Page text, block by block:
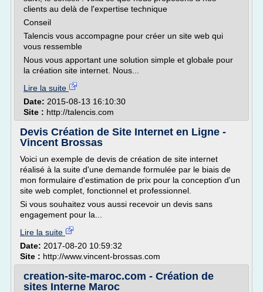
clients au delà de l'expertise technique
Conseil
Talencis vous accompagne pour créer un site web qui
vous ressemble
Nous vous apportant une solution simple et globale pour
la création site internet. Nous...
Lire la suite
Date: 2015-08-13 16:10:30
Site : http://talencis.com
Devis Création de Site Internet en Ligne -
Vincent Brossas
Voici un exemple de devis de création de site internet
réalisé à la suite d'une demande formulée par le biais de
mon formulaire d'estimation de prix pour la conception d'un
site web complet, fonctionnel et professionnel.
Si vous souhaitez vous aussi recevoir un devis sans
engagement pour la...
Lire la suite
Date: 2017-08-20 10:59:32
Site : http://www.vincent-brossas.com
creation-site-maroc.com - Création de
sites Interne Maroc